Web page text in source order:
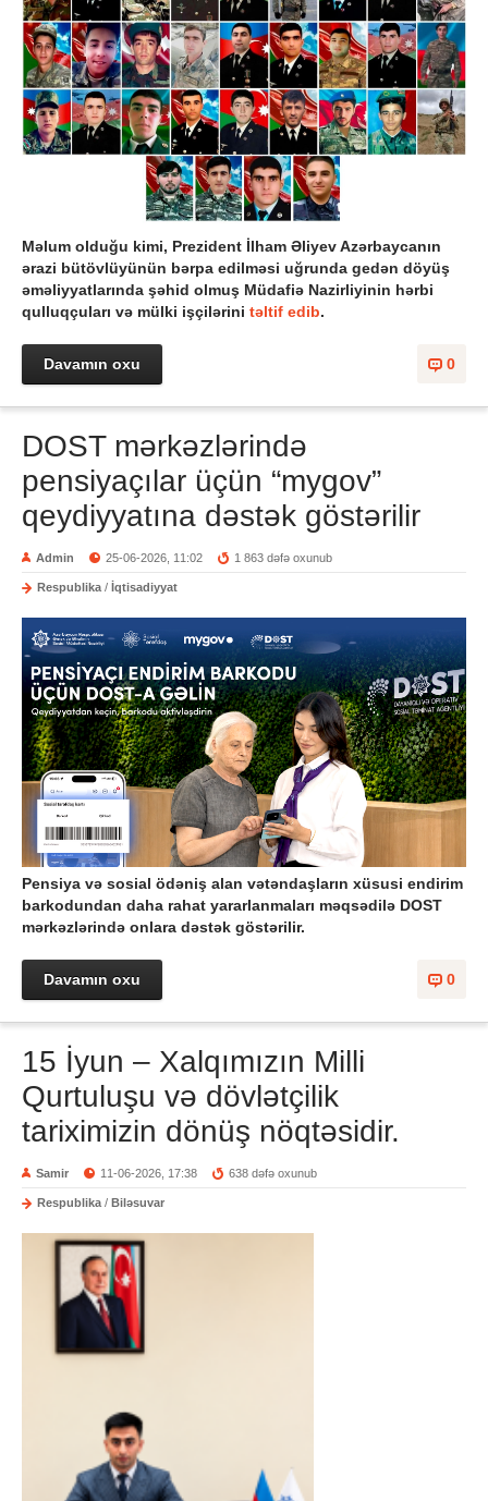
Məlum olduğu kimi, Prezident İlham Əliyev Azərbaycanın
ərazi bütövlüyünün bərpa edilməsi uğrunda gedən döyüş
əməliyyatlarında şəhid olmuş Müdafiə Nazirliyinin hərbi
qulluqçuları və mülki işçilərini təltif edib.
0
Davamın oxu
DOST mərkəzlərində
pensiyaçılar üçün “mygov”
qeydiyyatına dəstək göstərilir
Admin 25-06-2026, 11:02 1 863 dəfə oxunub
Respublika / İqtisadiyyat
Pensiya və sosial ödəniş alan vətəndaşların xüsusi endirim
barkodundan daha rahat yararlanmaları məqsədilə DOST
mərkəzlərində onlara dəstək göstərilir.
0
Davamın oxu
15 İyun – Xalqımızın Milli
Qurtuluşu və dövlətçilik
tariximizin dönüş nöqtəsidir.
Samir 11-06-2026, 17:38 638 dəfə oxunub
Respublika / Biləsuvar